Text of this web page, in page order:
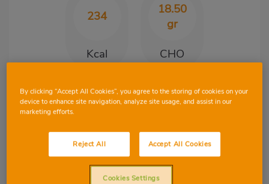
234
Kcal
18.50
gr
CHO
13
Protein
11.70
Fat
By clicking “Accept All Cookies”, you agree to the storing of cookies on your
device to enhance site navigation, analyze site usage, and assist in our
marketing efforts.
Reject All Accept All Cookies
Cookies Settings